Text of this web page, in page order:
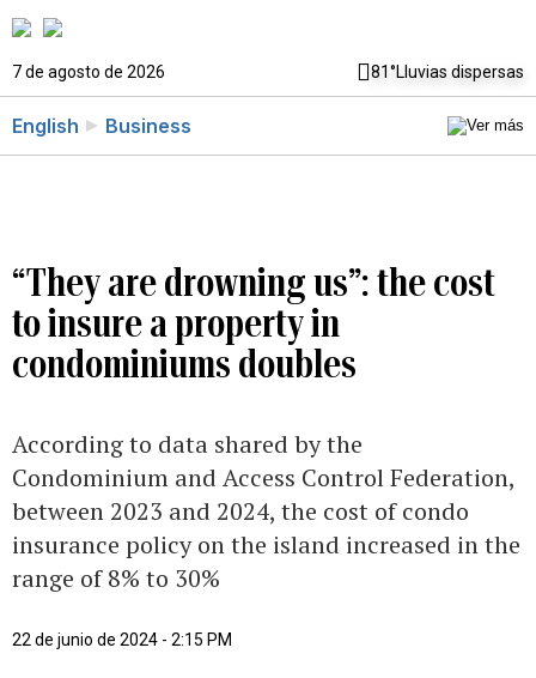
7 de agosto de 2026 81°Lluvias dispersas
English Business
“They are drowning us”: the cost
to insure a property in
condominiums doubles
According to data shared by the
Condominium and Access Control Federation,
between 2023 and 2024, the cost of condo
insurance policy on the island increased in the
range of 8% to 30%
22 de junio de 2024 - 2:15 PM